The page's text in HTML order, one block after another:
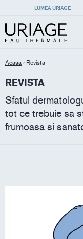
LUMEA URIAGE
Acasa › Revista
REVISTA
Sfatul
tot ce trebuie sa
frumoasa si